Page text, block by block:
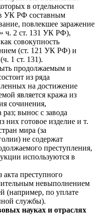
в отдельности
УК РФ составным
повлекшее заражение
ч. 2 ст. 131 УК РФ),
совокупность
(ст. 121 УК РФ) и
1 ст. 131).
продолжаемым и
из ряда
на достижение
является кража из
сочинения,
вынос с завода
них готовое изделие и т.
мира (за
не содержат
преступления,
используются в
акта преступного
невыполнением
(например, по уплате
службы).
науках и отраслях